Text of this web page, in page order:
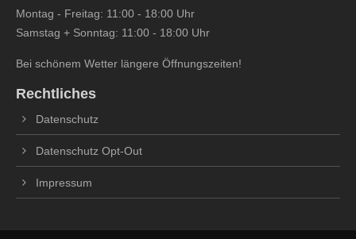
Montag - Freitag: 11:00 - 18:00 Uhr
Samstag + Sonntag: 11:00 - 18:00 Uhr
Bei schönem Wetter längere Öffnungszeiten!
Rechtliches
Datenschutz
Datenschutz Opt-Out
Impressum